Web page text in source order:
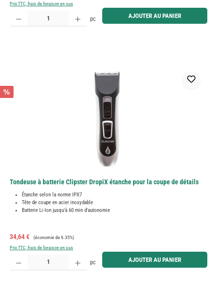
Prix TTC, frais de livraison en sus
Quantité de produit : Entrez la quantité souhaitée ou utilisez les boutons pour augmenter ou
pc AJOUTER AU PANIER
%
Tondeuse à batterie Clipster DropiX étanche pour la coupe de détails
Étanche selon la norme IPX7
Tête de coupe en acier inoxydable
Batterie Li-Ion jusqu'à 60 min d'autonomie
Prix de vente :
34,64 € Prix régulier :
(économie de 6.35%)
Prix TTC, frais de livraison en sus
Quantité de produit : Entrez la quantité souhaitée ou utilisez les boutons pour augmenter ou
pc AJOUTER AU PANIER